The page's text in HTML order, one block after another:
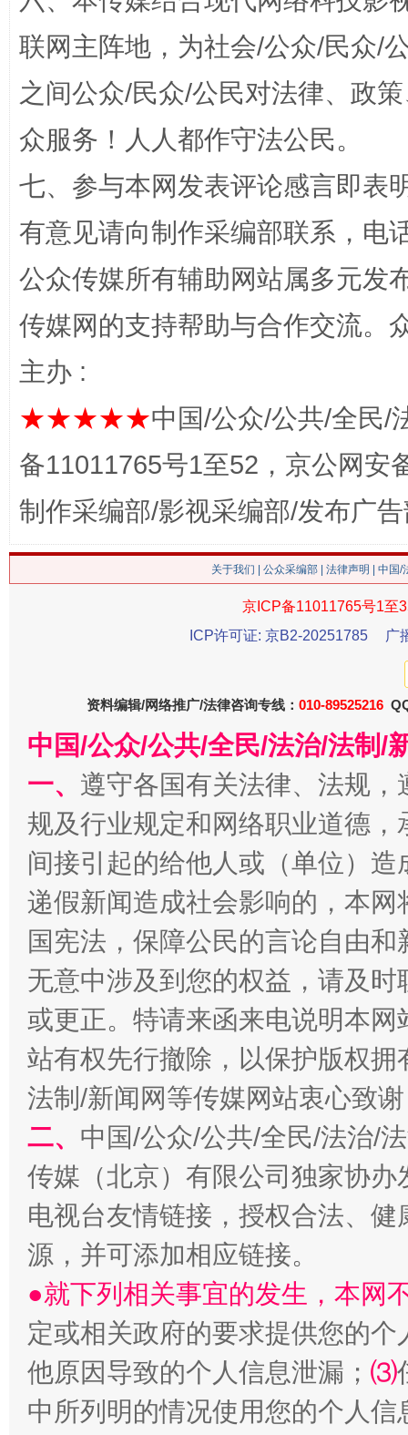
在谋一域中谋全局
今
习近平的博鳌关键词
生
揭批美国五大"原罪"
解纷+调解+退费，一次搞定
站台名比不上好声名
联网主阵地，为社会/公众/民众/
之间公众/民众/公民对法律、政
众服务！人人都作守法公民。
七、参与本网发表评论感言即表
有意见请向制作采编部联系，电
公众传媒所有辅助网站属多元发
传媒网的支持帮助与合作交流。
主办 :
★★★★★中国/公众/公共/全民/
备11011765号1至52，京公网安
制作采编部/影视采编部/发布广
关于我们 公众采编部 法律声明 | 中国
京ICP备11011765号1至
ICP许可证: 京B2-20251785
广
资料编辑/网络推广/法律咨询专线： 010-89525216
中国/公众/公共/全民/法治/法制/
一、 遵守各国有关法律、法规
规及行业规定和网络职业道德
间接引起的给他人或（单位）
递假新闻造成社会影响的，本
国宪法，保障公民的言论自由
无意中涉及到您的权益，请及
或更正。特请来函来电说明本
站有权先行撤除，以保护版权
法制/新闻网等传媒网站衷心致
二、 中国/公众/公共/全民/法治/
传媒（北京）有限公司独家协
电视台友情链接，授权合法、
源，并可添加相应链接。
●就下列相关事宜的发生，本网
定或相关政府的要求提供您的个
他原因导致的个人信息泄漏； ⑶
中所列明的情况使用您的个人